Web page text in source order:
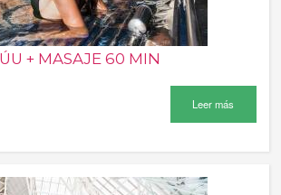
+ MASAJE 60 MIN
Leer más